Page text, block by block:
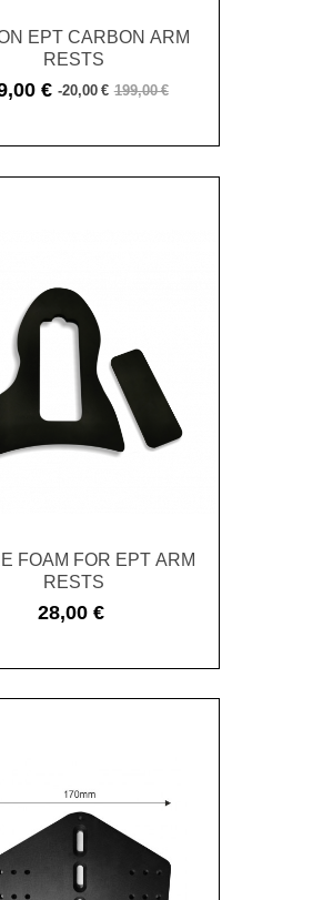
EPT CARBON ARM
RESTS
Cena
199,00 €
-20,00 €
Cena
€
FOAM FOR EPT ARM
RESTS
Cena
28,00 €